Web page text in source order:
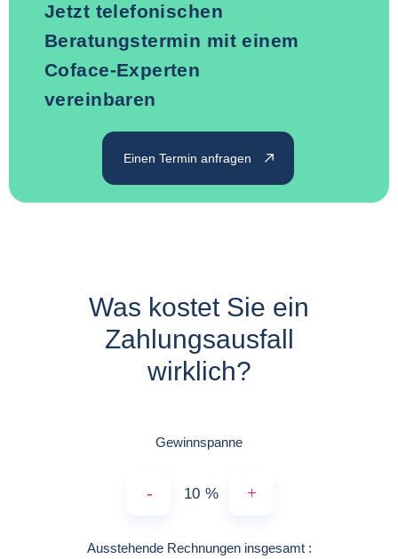
Jetzt telefonischen
Beratungstermin mit einem
Coface-Experten
vereinbaren
Einen Termin anfragen
Was kostet Sie ein
Zahlungsausfall
wirklich?
Gewinnspanne
- % +
Ausstehende Rechnungen insgesamt Beispiel: 10.000
: